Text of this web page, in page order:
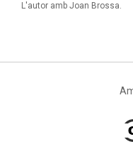
L'autor amb Joan Brossa.